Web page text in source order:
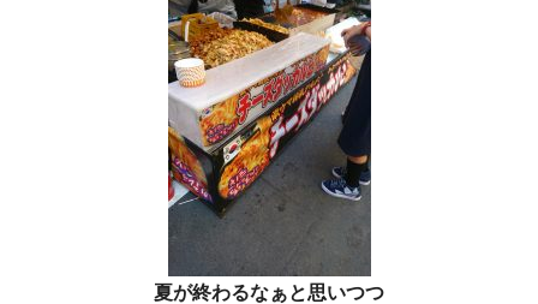
夏が終わるなぁと思いつつ